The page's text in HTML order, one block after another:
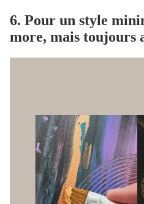
6. Pour un style
more, mais toujours